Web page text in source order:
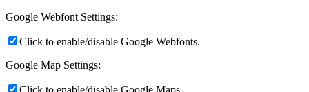
Google Webfont Settings:
Click to enable/disable Google Webfonts.
Google Map Settings:
Click to enable/disable Google Maps.